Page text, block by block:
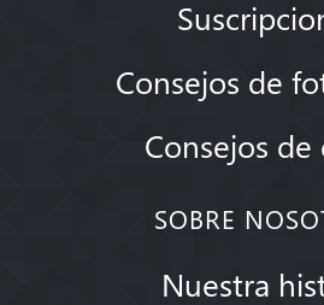
Consejos de
Consejos de
SOBRE
Nuestra